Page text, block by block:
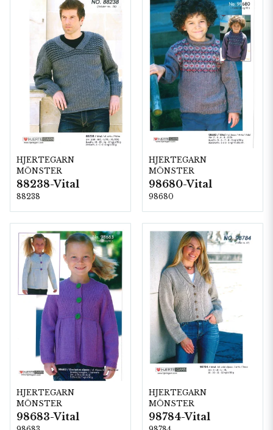
HJERTEGARN
MÖNSTER
88238-Vital
88238
HJERTEGARN
MÖNSTER
98680-Vital
98680
HJERTEGARN
MÖNSTER
98683-Vital
HJERTEGARN
MÖNSTER
98784-Vital